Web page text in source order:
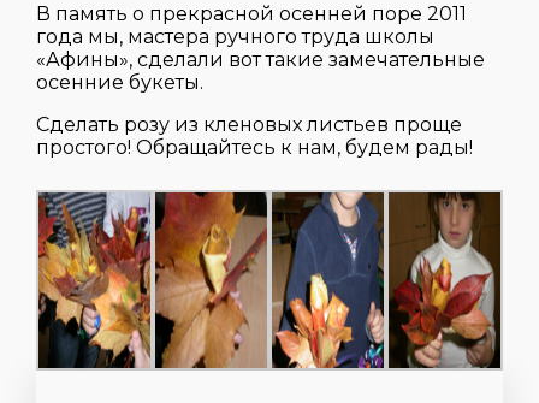
В память о прекрасной осенней поре 2011
года мы, мастера ручного труда школы
«Афины», сделали вот такие замечательные
осенние букеты.
Сделать розу из кленовых листьев проще
простого! Обращайтесь к нам, будем рады!